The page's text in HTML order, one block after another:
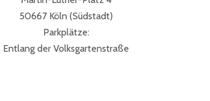
50667 Köln (Südstadt)
Parkplätze:
Entlang der Volksgartenstraße